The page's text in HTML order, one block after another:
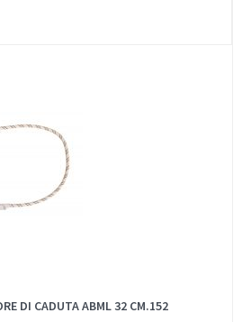
DI CADUTA ABML 32 CM.152